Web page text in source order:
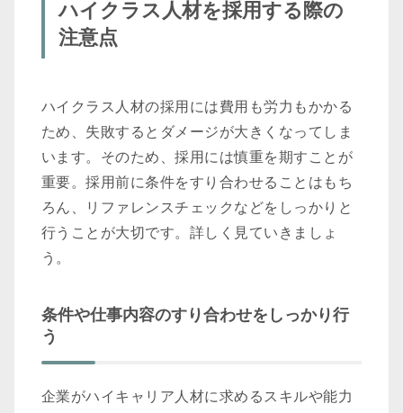
ハイクラス人材を採用する際の
注意点
ハイクラス人材の採用には費用も労力もかかる
ため、失敗するとダメージが大きくなってしま
います。そのため、採用には慎重を期すことが
重要。採用前に条件をすり合わせることはもち
ろん、リファレンスチェックなどをしっかりと
行うことが大切です。詳しく見ていきましょ
う。
条件や仕事内容のすり合わせをしっかり行
う
企業がハイキャリア人材に求めるスキルや能力